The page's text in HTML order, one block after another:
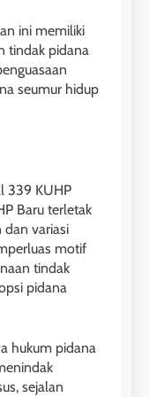
ini memiliki
tindak pidana
seumur hidup
339 KUHP
Baru terletak
variasi
motif
tindak
pidana
hukum pidana
sejalan